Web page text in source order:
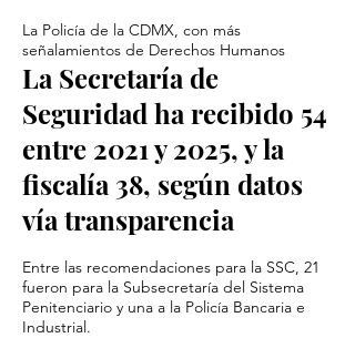
La Policía de la CDMX, con más
señalamientos de Derechos Humanos
La Secretaría de
Seguridad ha recibido 54
entre 2021 y 2025, y la
fiscalía 38, según datos
vía transparencia
Entre las recomendaciones para la SSC, 21
fueron para la Subsecretaría del Sistema
Penitenciario y una a la Policía Bancaria e
Industrial.